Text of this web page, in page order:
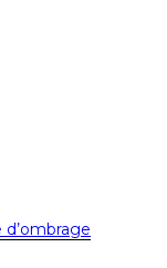
d’ombrage